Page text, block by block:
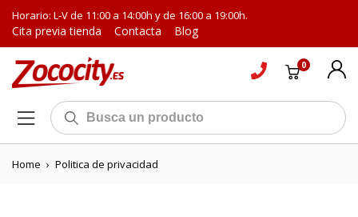
Horario: L-V de 11:00 a 14:00h y de 16:00 a 19:00h.
Cita previa tienda Contacta Blog
0
Home › Politica de privacidad